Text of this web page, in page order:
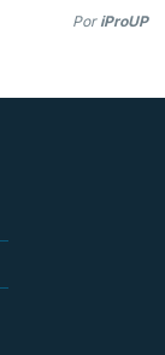
Por iProUP